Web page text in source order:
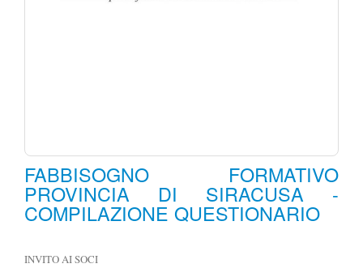
FABBISOGNO FORMATIVO
PROVINCIA DI SIRACUSA -
COMPILAZIONE QUESTIONARIO
INVITO AI SOCI